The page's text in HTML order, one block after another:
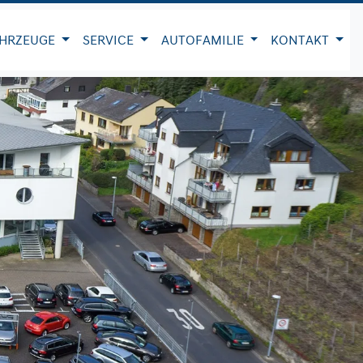
SERVICE AUTOFAMILIE KONTAKT